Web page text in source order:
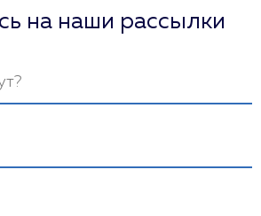
на наши рассылки